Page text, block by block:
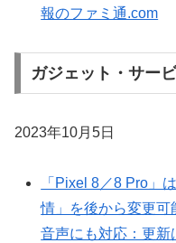
報のファミ通.com
ガジェット・サー
2023年10月5日
「Pixel 8／8 Pro」
情」を後から変更
音声にも対応：更新